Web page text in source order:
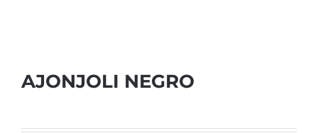
AJONJOLI NEGRO